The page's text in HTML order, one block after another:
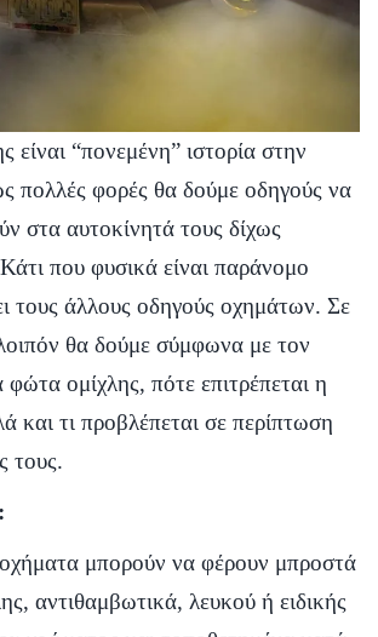
είναι “πονεμένη” ιστορία στην
πολλές φορές θα δούμε οδηγούς να
στα αυτοκίνητά τους δίχως
που φυσικά είναι παράνομο
τους άλλους οδηγούς οχημάτων. Σε
θα δούμε σύμφωνα με τον
ομίχλης, πότε επιτρέπεται η
και τι προβλέπεται σε περίπτωση
τους.
μπορούν να φέρουν μπροστά
αντιθαμβωτικά, λευκού ή ειδικής